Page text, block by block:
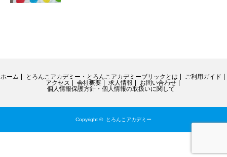
ホーム とろんこアカデミー・とろんこアカデミーブリックとは
ご利用ガイド
アクセス
会社概要 求人情報
お問い合わせ
個人情報保護方針・個人情報の取扱いに関して
Copyright © とろんこアカデミー